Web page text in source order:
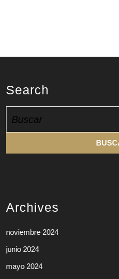
Search
Archives
noviembre 2024
junio 2024
mayo 2024